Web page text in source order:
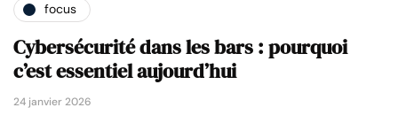
focus
Cybersécurité dans les bars : pourquoi
c’est essentiel aujourd’hui
24 janvier 2026